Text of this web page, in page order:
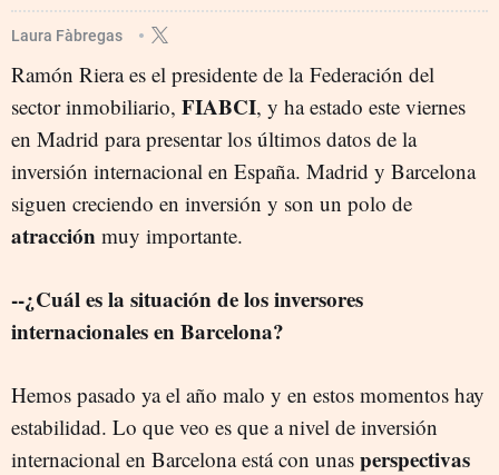
Laura Fàbregas
Ramón Riera es el presidente de la Federación del
sector inmobiliario, FIABCI, y ha estado este viernes
en Madrid para presentar los últimos datos de la
inversión internacional en España. Madrid y Barcelona
siguen creciendo en inversión y son un polo de
atracción muy importante.
--¿Cuál es la situación de los inversores
internacionales en Barcelona?
Hemos pasado ya el año malo y en estos momentos hay
estabilidad. Lo que veo es que a nivel de inversión
internacional en Barcelona está con unas perspectivas